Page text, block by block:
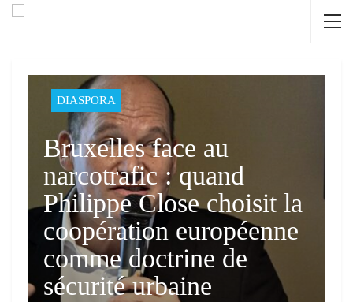
DIASPORA
Bruxelles face au
narcotrafic : quand
Philippe Close choisit la
coopération européenne
comme doctrine de
sécurité urbaine